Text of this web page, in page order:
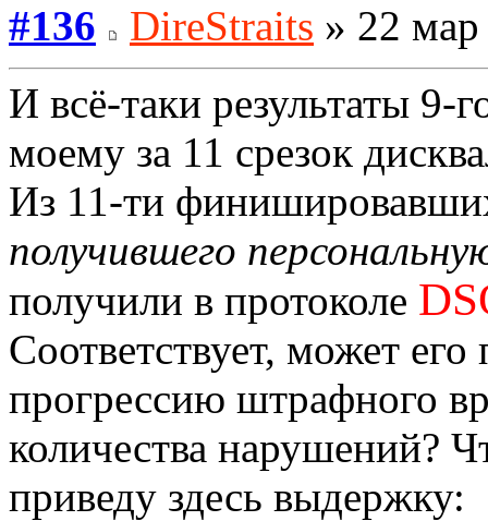
#136
DireStraits » 22
И всё-таки результаты 9-
моему за 11 срезок
Из 11-ти
получившего
получили в протоколе
Соответствует, может
прогрессию штрафного
количества нарушений?
приведу здесь выдержку: